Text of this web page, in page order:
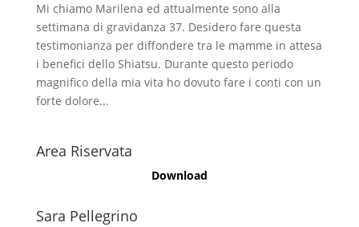
Mi chiamo Marilena ed attualmente sono alla
settimana di gravidanza 37. Desidero fare questa
testimonianza per diffondere tra le mamme in attesa
i benefici dello Shiatsu. Durante questo periodo
magnifico della mia vita ho dovuto fare i conti con un
forte dolore...
Area Riservata
Download
Sara Pellegrino